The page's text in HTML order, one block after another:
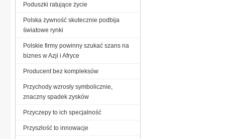
Poduszki ratujące życie
Polska żywność skutecznie podbija
światowe rynki
Polskie firmy powinny szukać szans na
biznes w Azji i Afryce
Producent bez kompleksów
Przychody wzrosły symbolicznie,
znaczny spadek zysków
Przyczepy to ich specjalność
Przyszłość to innowacje